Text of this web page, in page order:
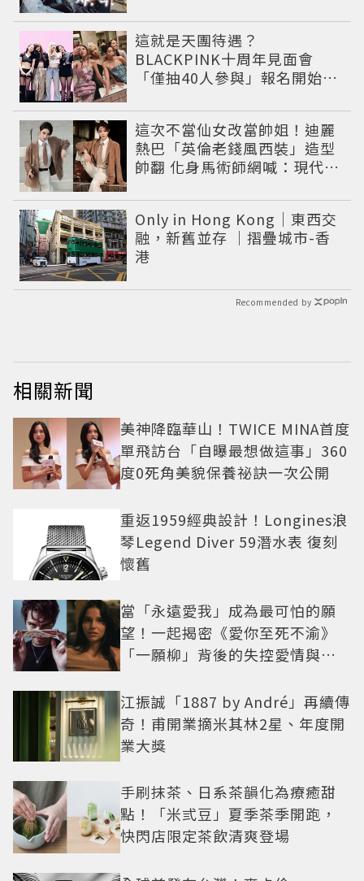
這就是天團待遇？
BLACKPINK十周年見面會
「僅抽40人參與」報名開始到
這次不當仙女改當帥姐！迪麗
熱巴「英倫老錢風西裝」造型
帥翻 化身馬術師網喊：現代版
Only in Hong Kong｜東西交
融，新舊並存 ｜摺疊城市-香
港
Recommended by
相關新聞
美神降臨華山！TWICE MINA首度
單飛訪台「自曝最想做這事」360
度0死角美貌保養祕訣一次公開
重返1959經典設計！Longines浪
琴Legend Diver 59潛水表 復刻
懷舊
當「永遠愛我」成為最可怕的願
望！一起揭密《愛你至死不渝》
「一願柳」背後的失控愛情與爆
江振誠「1887 by André」再續傳
奇！甫開業摘米其林2星、年度開
業大獎
手刷抹茶、日系茶韻化為療癒甜
點！「米弎豆」夏季茶季開跑，
快閃店限定茶飲清爽登場